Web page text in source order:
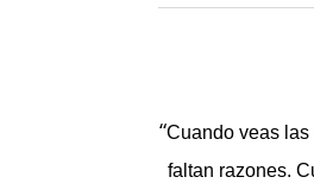
“Cuando veas las
faltan razones.